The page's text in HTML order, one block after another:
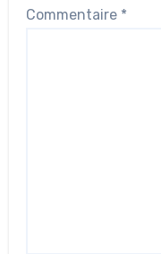
Commentaire *